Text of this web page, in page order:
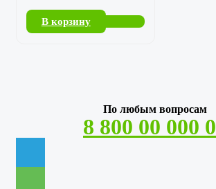
В корзину
По любым вопросам
8 800 00 000